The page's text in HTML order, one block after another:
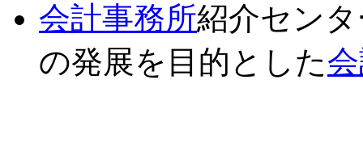
会計事務所紹介セン
の発展を目的とした